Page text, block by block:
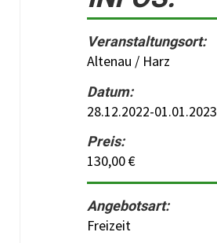
Veranstaltungsort:
Altenau / Harz
Datum:
28.12.2022-01.01.2023
Preis:
130,00 €
Angebotsart:
Freizeit